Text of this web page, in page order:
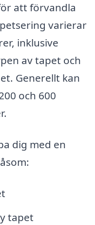
att förvandla
varierar
inklusive
av tapet och
Generellt kan
och 600
dig med en
tapet